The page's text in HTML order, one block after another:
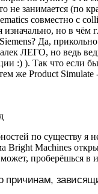
причинам,